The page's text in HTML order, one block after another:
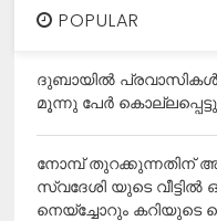
POPULAR
ദുബായിൽ
മൂന്നു പേർ കൊല്ലപ്പെട്ടു
നോമ്പ് തുറക്കുന്നതിന്
സ്വദേശി യുടെ
നെയ്ച്ചോറും കറിയുടെ